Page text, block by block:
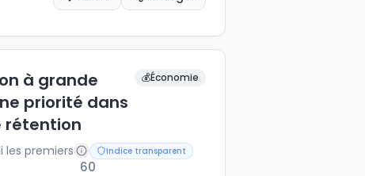
à grande
priorité dans
rétention
💰Économie
les premiers Indice transparent
60